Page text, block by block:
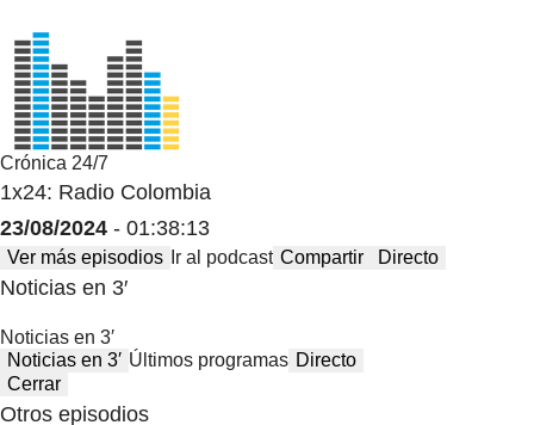
Crónica 24/7
1x24: Radio Colombia
23/08/2024 - 01:38:13
Ver más episodios Ir al podcast Compartir Directo
Noticias en 3′
Noticias en 3′
Noticias en 3′ Últimos programas Directo
Cerrar
Otros episodios